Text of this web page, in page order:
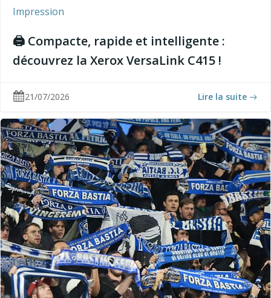
Impression
🖨️ Compacte, rapide et intelligente :
découvrez la Xerox VersaLink C415 !
21/07/2026 Lire la suite